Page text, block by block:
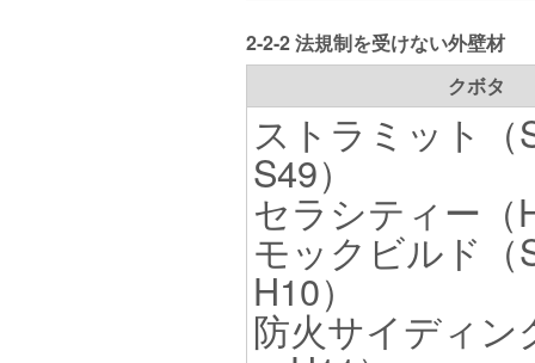
2-2-2 法規制を受けない外壁材
クボタ
ストラミット（
S49）
セラシティー（
モックビルド（
H10）
防火サイディン